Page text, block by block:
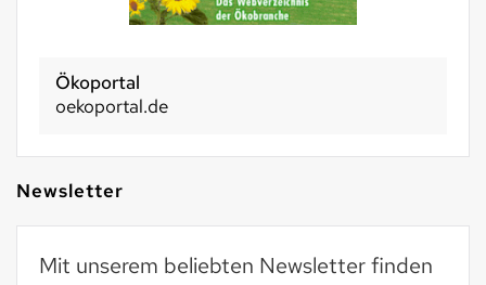
Basel 2030
basel2030.ch
Newsletter
Mit unserem beliebten Newsletter finden